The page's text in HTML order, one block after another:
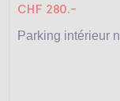
CHF 280.-
Parking intérieur